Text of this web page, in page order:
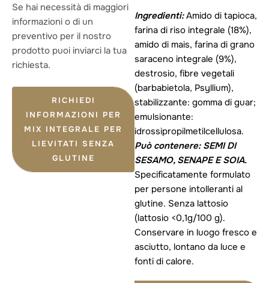
Se hai necessità di maggiori
informazioni o di un
preventivo per il nostro
prodotto puoi inviarci la tua
richiesta.
RICHIEDI
INFORMAZIONI PER
MIX INTEGRALE PER
LIEVITATI SENZA
GLUTINE
Ingredienti:Amido di tapioca,
farina di riso integrale (18%),
amido di mais, farina di grano
saraceno integrale (9%),
destrosio, fibre vegetali
(barbabietola, Psyllium),
stabilizzante: gomma di guar;
emulsionante:
idrossipropilmetilcellulosa.
Può contenere: SEMI DI
SESAMO, SENAPE E SOIA.
Specificatamente formulato
per persone intolleranti al
glutine. Senza lattosio
(lattosio <0,1g/100 g).
Conservare in luogo fresco e
asciutto, lontano da luce e
fonti di calore.